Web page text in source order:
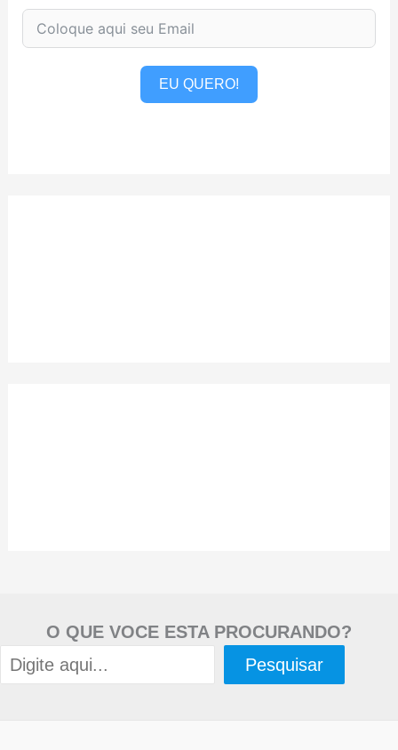
EU QUERO!
O QUE VOCE ESTA PROCURANDO?
Pesquisar